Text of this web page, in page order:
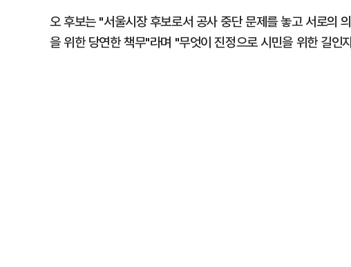
오 후보는 "서울시장 후보로서 공사 중단 문제를 놓고 서로의
을 위한 당연한 책무"라며 "무엇이 진정으로 시민을 위한 길인